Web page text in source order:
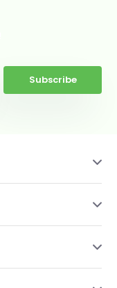
Subscribe